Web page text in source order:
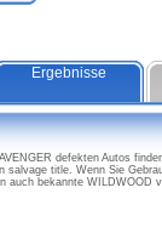
Ergebnisse
defekten Autos
salvage title. Wenn Sie
auch bekannte WILDWOOD